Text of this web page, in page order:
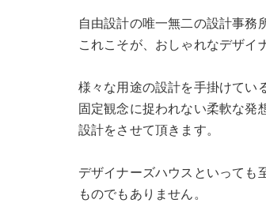
自由設計の唯一無二の設計事務
これこそが、おしゃれなデザイ
様々な用途の設計を手掛けてい
固定観念に捉われない柔軟な発
設計をさせて頂きます。
デザイナーズハウスといっても
ものでもありません。